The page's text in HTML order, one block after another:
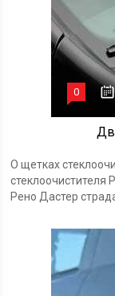
0
О щетках
стеклоочистителя
Рено Дастер